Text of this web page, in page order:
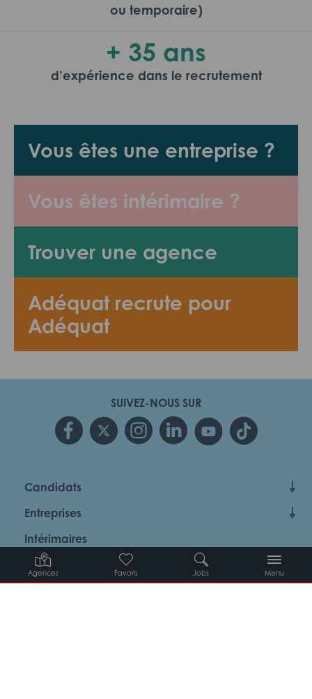
Agences Favoris Jobs Menu
Vous êtes une entreprise ?
Vous êtes intérimaire ?
Trouver une agence
Adéquat recrute pour
Adéquat
ou temporaire)
+ 35 ans
d’expérience dans le recrutement
SUIVEZ-NOUS SUR
Candidats
Entreprises
Intérimaires
À propos d’Adéquat